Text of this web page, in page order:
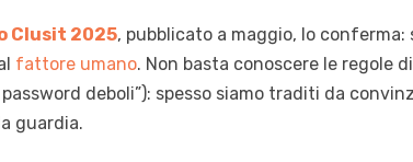
Clusit 2025, pubblicato a maggio, lo
fattore umano. Non basta conoscere le regole
password deboli”): spesso siamo traditi da
guardia.